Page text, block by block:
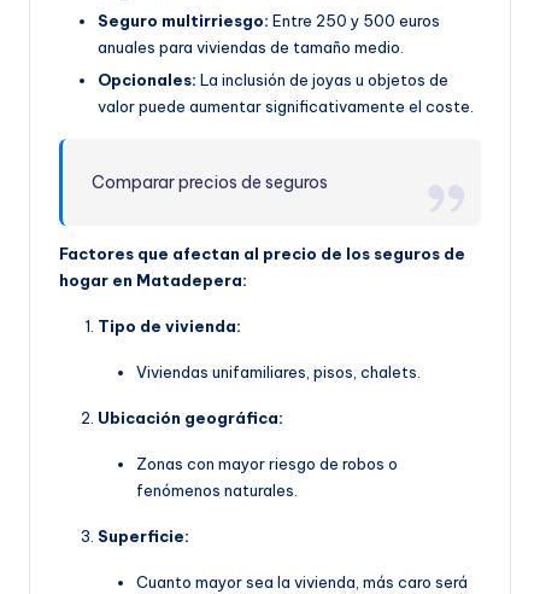
Seguro multirriesgo: Entre 250 y 500 euros
anuales para viviendas de tamaño medio.
Opcionales: La inclusión de joyas u objetos de
valor puede aumentar significativamente el coste.
Comparar precios de seguros
Factores que afectan al precio de los seguros de
hogar en Matadepera:
Tipo de vivienda:
Viviendas unifamiliares, pisos, chalets.
Ubicación geográfica:
Zonas con mayor riesgo de robos o
fenómenos naturales.
Superficie:
Cuanto mayor sea la vivienda, más caro será